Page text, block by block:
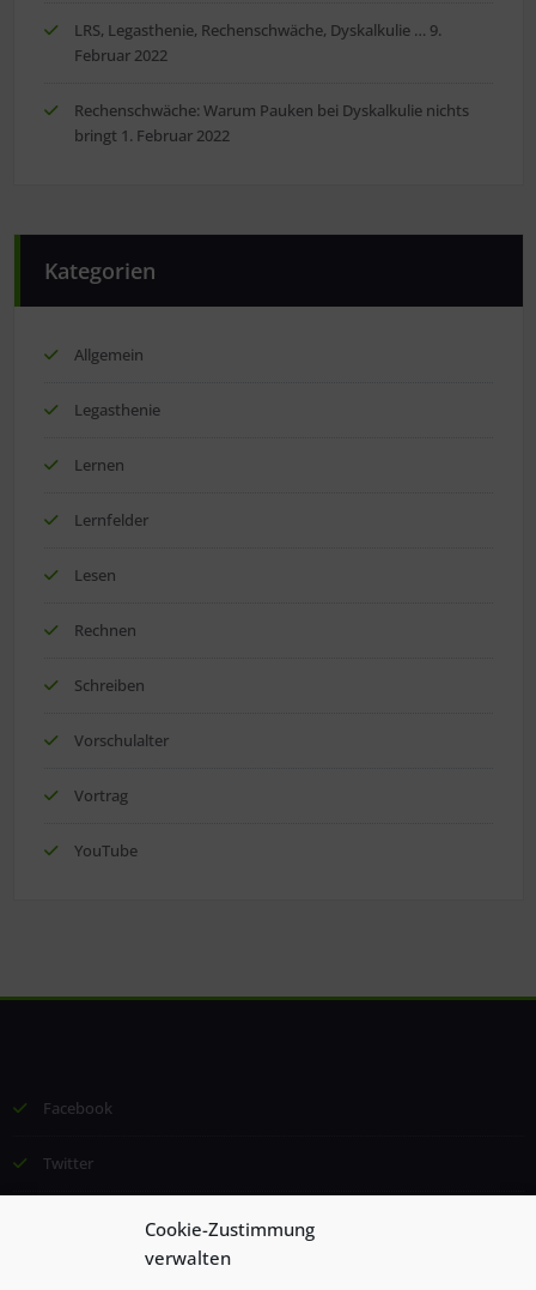
Cookie-Zustimmung
verwalten
LRS, Legasthenie, Rechenschwäche, Dyskalkulie … 9.
Februar 2022
Rechenschwäche: Warum Pauken bei Dyskalkulie nichts
bringt 1. Februar 2022
Kategorien
Allgemein
Legasthenie
Lernen
Lernfelder
Lesen
Rechnen
Schreiben
Vorschulalter
Vortrag
YouTube
Facebook
Twitter